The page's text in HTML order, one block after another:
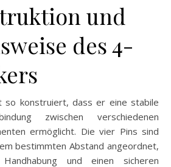
und
des 4-
so konstruiert, dass er eine stabile
zwischen verschiedenen
ermöglicht. Die vier Pins sind
bestimmten Abstand angeordnet,
und einen sicheren